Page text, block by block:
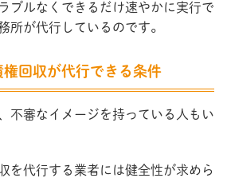
ブルなくできるだけ速やかに実行で
所が代行しているのです。
回収が代行できる条件
不審なイメージを持っている人もい
を代行する業者には健全性が求めら